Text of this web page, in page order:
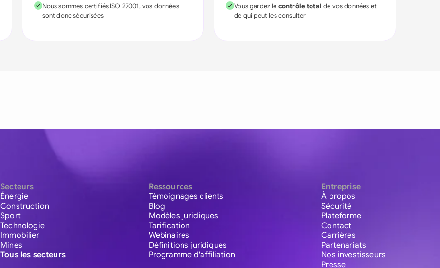
Nous sommes certifiés ISO 27001, vos données
sont donc sécurisées
Vous gardez le contrôle total de vos données et
de qui peut les consulter
Secteurs
Énergie
Construction
Sport
Technologie
Immobilier
Mines
Tous les secteurs
Ressources
Témoignages clients
Blog
Modèles juridiques
Tarification
Webinaires
Définitions juridiques
Programme d'affiliation
Entreprise
À propos
Sécurité
Plateforme
Contact
Carrières
Partenariats
Nos investisseurs
Presse